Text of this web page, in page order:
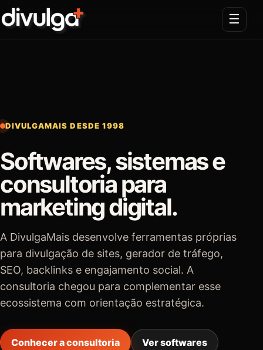
☰
DIVULGAMAIS DESDE 1998
Softwares, sistemas e
consultoria para
marketing digital.
A DivulgaMais desenvolve ferramentas próprias
para divulgação de sites, gerador de tráfego,
SEO, backlinks e engajamento social. A
consultoria chegou para complementar esse
ecossistema com orientação estratégica.
Conhecer a consultoria Ver softwares